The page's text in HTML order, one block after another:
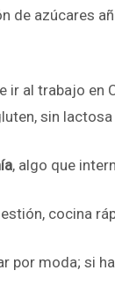
azúcares
al trabajo
sin
, algo que
cocina
moda; si